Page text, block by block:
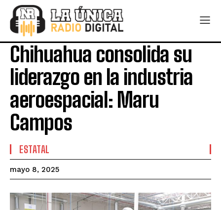
Chihuahua consolida su
liderazgo en la industria
aeroespacial: Maru
Campos
ESTATAL
mayo 8, 2025